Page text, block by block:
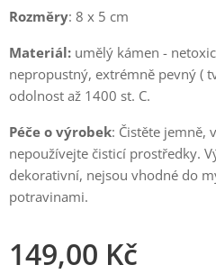
Rozměry: 8 x 5 cm
Materiál: umělý kámen -
nepropustný, extrémně pevný (
odolnost až 1400 st. C.
Péče o výrobek: Čistěte jemně,
nepoužívejte čisticí prostředky.
dekorativní, nejsou vhodné do
potravinami.
149,00 Kč